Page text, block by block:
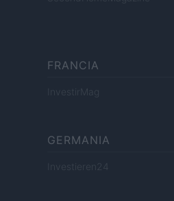
FRANCIA
InvestirMag
GERMANIA
Investieren24